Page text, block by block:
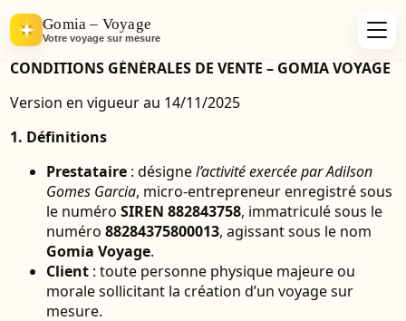
Gomia – Voyage
Votre voyage sur mesure
CONDITIONS GÉNÉRALES DE VENTE – GOMIA VOYAGE
Version en vigueur au 14/11/2025
1. Définitions
Prestataire : désignel’activité exercée par Adilson
Gomes Garcia, micro-entrepreneur enregistré sous
le numéroSIREN 882843758, immatriculé sous le
numéro88284375800013, agissant sous le nom
Gomia Voyage.
Client : toute personne physique majeure ou
morale sollicitant la création d’un voyage sur
mesure.